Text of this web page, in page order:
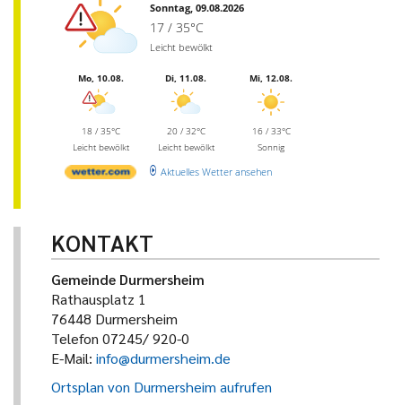
Sonntag, 09.08.2026
17 / 35°C
Leicht bewölkt
Mo, 10.08.
18 / 35°C
Leicht bewölkt
Di, 11.08.
20 / 32°C
Leicht bewölkt
Mi, 12.08.
16 / 33°C
Sonnig
Aktuelles Wetter ansehen
KONTAKT
Gemeinde Durmersheim
Rathausplatz 1
76448 Durmersheim
Telefon 07245/ 920-0
E-Mail: info@durmersheim.de
Ortsplan von Durmersheim aufrufen